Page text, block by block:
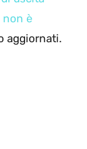
non è
aggiornati.